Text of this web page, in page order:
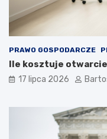
PRAWO GOSPODARCZE
Ile kosztuje
17 lipca 2026